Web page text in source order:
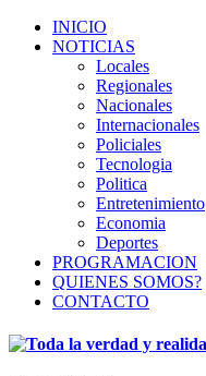
INICIO
NOTICIAS
Locales
Regionales
Nacionales
Internacionales
Policiales
Tecnologia
Politica
Entretenimiento
Economia
Deportes
PROGRAMACION
QUIENES SOMOS?
CONTACTO